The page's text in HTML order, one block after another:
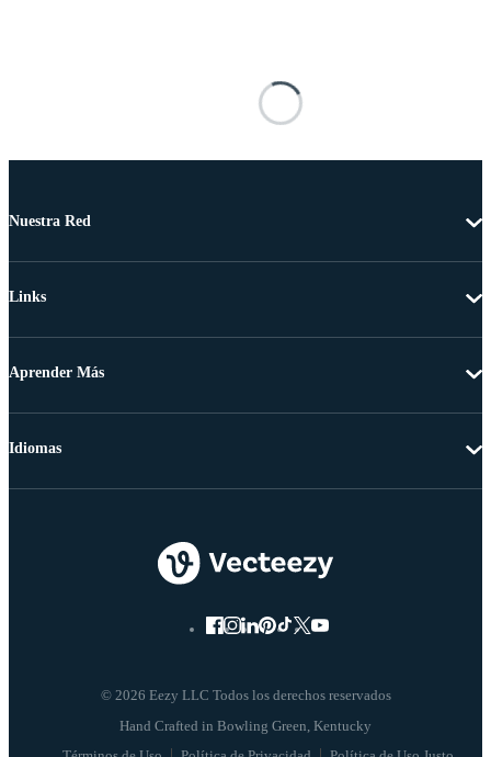
Nuestra Red
Links
Aprender Más
© 2026 Eezy LLC Todos los derechos reservados
Idiomas